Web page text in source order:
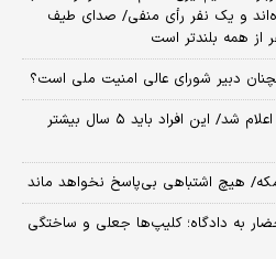
و یک نفر رأی منفی/ صدای طیف
از همه بلندتر است
دبیر شورای ‌عالی امنیت ملی است؟
جزئیات صدور احکام بازنشستگی اعلام شد/ این افراد باید ۵ سال بیشتر
هیچ اشتباهی بی‌پاسخ نخواهد ماند
به دادگاه؛ کلیپ‌ها جعلی و ساختگی